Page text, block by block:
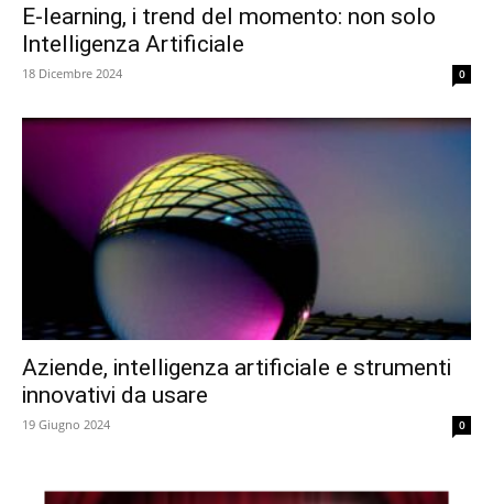
E-learning, i trend del momento: non solo
Intelligenza Artificiale
18 Dicembre 2024 0
Aziende, intelligenza artificiale e strumenti
innovativi da usare
19 Giugno 2024 0